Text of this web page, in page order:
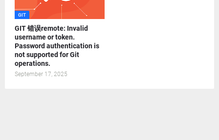
GIT
GIT 错误remote: Invalid
username or token.
Password authentication is
not supported for Git
operations.
September 17, 2025